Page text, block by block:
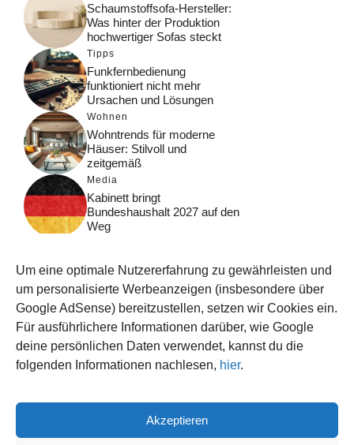
Um eine optimale Nutzererfahrung zu gewährleisten und
um personalisierte Werbeanzeigen (insbesondere über
Google AdSense) bereitzustellen, setzen wir Cookies ein.
Für ausführlichere Informationen darüber, wie Google
deine persönlichen Daten verwendet, kannst du die
folgenden Informationen nachlesen, hier.
Akzeptieren
Schaumstoffsofa-Hersteller:
Was hinter der Produktion
hochwertiger Sofas steckt
Tipps
Funkfernbedienung
funktioniert nicht mehr
Ursachen und Lösungen
Wohnen
Wohntrends für moderne
Häuser: Stilvoll und
zeitgemäß
Media
Kabinett bringt
Bundeshaushalt 2027 auf den
Weg
Funktionsweise, Prozesse
und Rankinglogik
Computer
Wieso habe ich im moment
kein Internet?
© 2026 WISSEN123.DE
IMPRESSUM